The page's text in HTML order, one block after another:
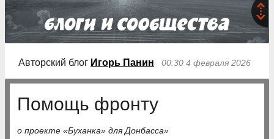
Авторский блог Игорь Панин 00:30 4 февраля 2026
Помощь фронту
о проекте «Буханка» для Донбасса»